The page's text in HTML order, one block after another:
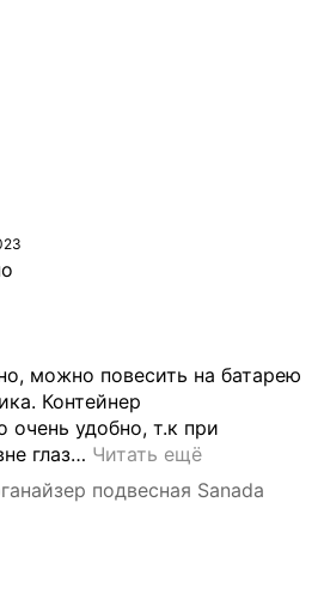
можно повесить на батарею
Контейнер
очень удобно, т.к при
глаз… Читать ещё
подвесная Sanada